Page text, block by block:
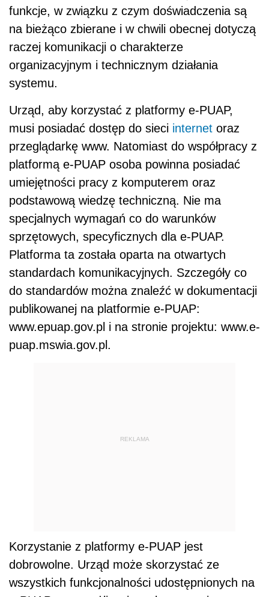
funkcje, w związku z czym doświadczenia są
na bieżąco zbierane i w chwili obecnej dotyczą
raczej komunikacji o charakterze
organizacyjnym i technicznym działania
systemu.
Urząd, aby korzystać z platformy e-PUAP,
musi posiadać dostęp do sieci internet oraz
przeglądarkę www. Natomiast do współpracy z
platformą e-PUAP osoba powinna posiadać
umiejętności pracy z komputerem oraz
podstawową wiedzę techniczną. Nie ma
specjalnych wymagań co do warunków
sprzętowych, specyficznych dla e-PUAP.
Platforma ta została oparta na otwartych
standardach komunikacyjnych. Szczegóły co
do standardów można znaleźć w dokumentacji
publikowanej na platformie e-PUAP:
www.epuap.gov.pl i na stronie projektu: www.e-
puap.mswia.gov.pl.
REKLAMA
Korzystanie z platformy e-PUAP jest
dobrowolne. Urząd może skorzystać ze
wszystkich funkcjonalności udostępnionych na